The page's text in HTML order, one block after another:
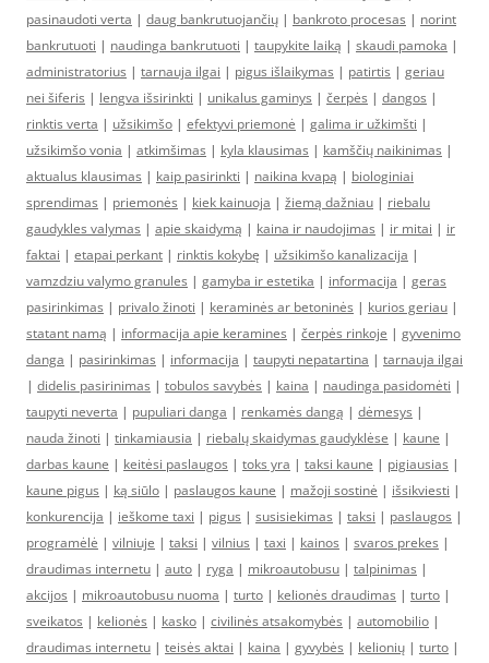
pasinaudoti verta | daug bankrutuojančių | bankroto procesas | norint
bankrutuoti | naudinga bankrutuoti | taupykite laiką | skaudi pamoka |
administratorius | tarnauja ilgai | pigus išlaikymas | patirtis | geriau
nei šiferis | lengva išsirinkti | unikalus gaminys | čerpės | dangos |
rinktis verta | užsikimšo | efektyvi priemonė | galima ir užkimšti |
užsikimšo vonia | atkimšimas | kyla klausimas | kamščių naikinimas |
aktualus klausimas | kaip pasirinkti | naikina kvapą | biologiniai
sprendimas | priemonės | kiek kainuoja | žiemą dažniau | riebalu
gaudykles valymas | apie skaidymą | kaina ir naudojimas | ir mitai | ir
faktai | etapai perkant | rinktis kokybę | užsikimšo kanalizacija |
vamzdziu valymo granules | gamyba ir estetika | informacija | geras
pasirinkimas | privalo žinoti | keraminės ar betoninės | kurios geriau |
statant namą | informacija apie keramines | čerpės rinkoje | gyvenimo
danga | pasirinkimas | informacija | taupyti nepatartina | tarnauja ilgai
| didelis pasirinimas | tobulos savybės | kaina | naudinga pasidomėti |
taupyti neverta | pupuliari danga | renkamės dangą | dėmesys |
nauda žinoti | tinkamiausia | riebalų skaidymas gaudyklėse | kaune |
darbas kaune | keitėsi paslaugos | toks yra | taksi kaune | pigiausias |
kaune pigus | ką siūlo | paslaugos kaune | mažoji sostinė | išsikviesti |
konkurencija | ieškome taxi | pigus | susisiekimas | taksi | paslaugos |
programėlė | vilniuje | taksi | vilnius | taxi | kainos | svaros prekes |
draudimas internetu | auto | ryga | mikroautobusu | talpinimas |
akcijos | mikroautobusu nuoma | turto | kelionės draudimas | turto |
sveikatos | kelionės | kasko | civilinės atsakomybės | automobilio |
draudimas internetu | teisės aktai | kaina | gyvybės | kelionių | turto |